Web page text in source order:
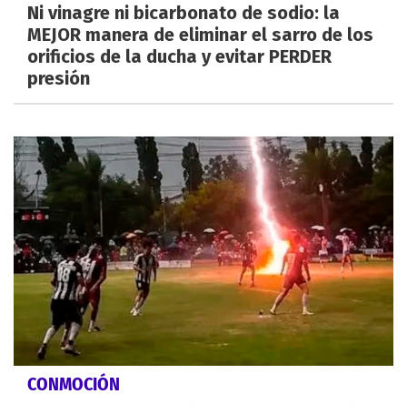
Ni vinagre ni bicarbonato de sodio: la
MEJOR manera de eliminar el sarro de los
orificios de la ducha y evitar PERDER
presión
CONMOCIÓN